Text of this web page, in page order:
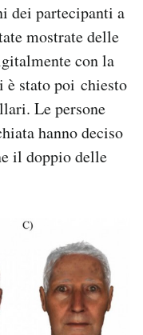
dei partecipanti a
mostrate delle
con la
stato poi chiesto
Le persone
hanno deciso
il doppio delle